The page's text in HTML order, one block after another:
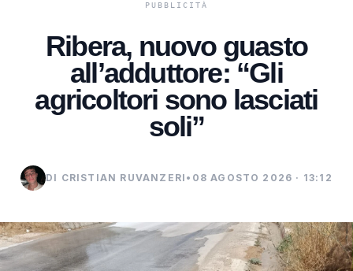
Ribera, nuovo guasto
all’adduttore: “Gli
agricoltori sono lasciati
soli”
DI CRISTIAN RUVANZERI • 08 AGOSTO 2026 · 13:12